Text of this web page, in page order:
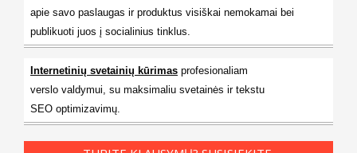
apie savo paslaugas ir produktus visiškai nemokamai bei
publikuoti juos į socialinius tinklus.
Internetinių svetainių kūrimas profesionaliam
verslo valdymui, su maksimaliu svetainės ir tekstu
SEO optimizavimų.